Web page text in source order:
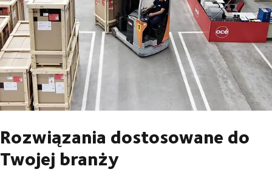
Rozwiązania dostosowane do
Twojej branży